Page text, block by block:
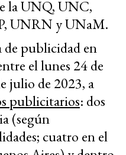
la UNQ, UNC,
UNRN y UNaM.
de publicidad en
el lunes 24 de
julio de 2023, a
publicitarios: dos
(según
cuatro en el